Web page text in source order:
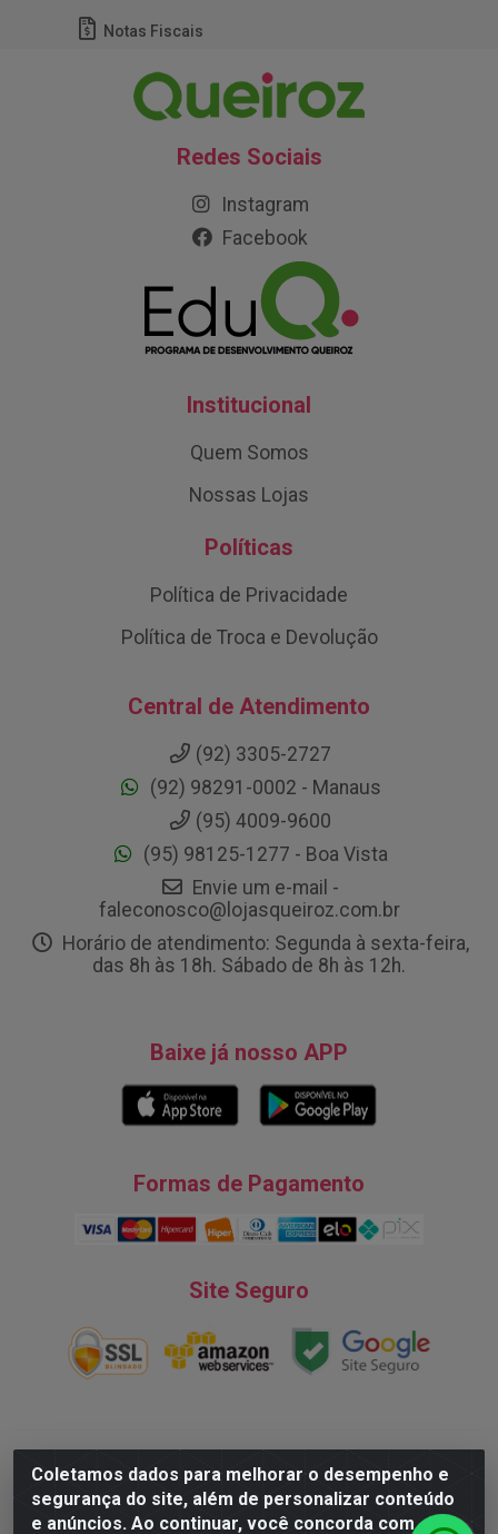
Coletamos dados para melhorar o desempenho e
segurança do site, além de personalizar conteúdo
e anúncios. Ao continuar, você concorda com
Notas Fiscais
Redes Sociais
Instagram
Facebook
Institucional
Quem Somos
Nossas Lojas
Políticas
Política de Privacidade
Política de Troca e Devolução
Central de Atendimento
(92) 3305-2727
(92) 98291-0002 - Manaus
(95) 4009-9600
(95) 98125-1277 - Boa Vista
Envie um e-mail -
faleconosco@lojasqueiroz.com.br
Horário de atendimento: Segunda à sexta-feira,
das 8h às 18h. Sábado de 8h às 12h.
Baixe já nosso APP
Formas de Pagamento
Site Seguro
Natureza Comércio de Descartáveis LTDA - Endereço: Av. do
Turismo, 28, Tarumã - CNPJ:08.038.545/0001-07 © 2016
Todos dos direitos reservados.